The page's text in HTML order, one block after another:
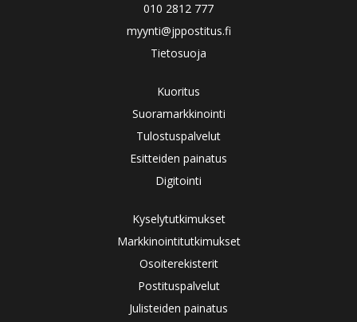
010 2812 777
myynti@jppostitus.fi
Tietosuoja
Kuoritus
Suoramarkkinointi
Tulostuspalvelut
Esitteiden painatus
Digitointi
Kyselytutkimukset
Markkinointitutkimukset
Osoiterekisterit
Postituspalvelut
Julisteiden painatus